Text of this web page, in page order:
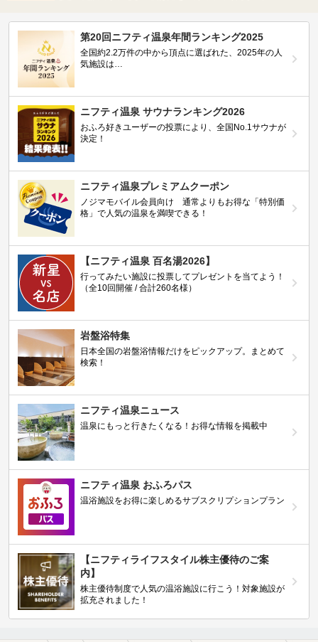
第20回ニフティ温泉年間ランキング2025
全国約2.2万件の中から頂点に選ばれた、2025年の人
気施設は…
ニフティ温泉 サウナランキング2026
おふろ好きユーザーの投票により、全国No.1サウナが
決定！
ニフティ温泉プレミアムクーポン
ノジマモバイル会員向け 通常よりもお得な「特別価
格」で人気の温泉を満喫できる！
【ニフティ温泉 百名湯2026】
行ってみたい施設に投票してプレゼントを当てよう！
（全10回開催 / 合計260名様）
岩盤浴特集
日本全国の岩盤浴情報だけをピックアップ。まとめて
検索！
ニフティ温泉ニュース
温泉にもっと行きたくなる！お得な情報を掲載中
ニフティ温泉 おふろパス
温浴施設をお得に楽しめるサブスクリプションプラン
【ニフティライフスタイル株主優待のご案
内】
株主優待制度で人気の温浴施設に行こう！対象施設が
拡充されました！